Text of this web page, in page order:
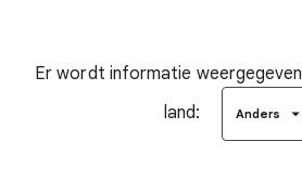
Er wordt informatie
land:
Anders